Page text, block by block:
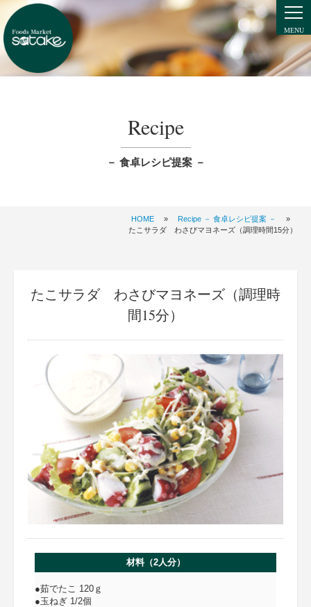
Recipe
－ 食卓レシピ提案 －
HOME » Recipe － 食卓レシピ提案 －
»
たこサラダ わさびマヨネーズ（調理時間15分）
たこサラダ わさびマヨネーズ（調理時
間15分）
材料（2人分）
●茹でたこ 120ｇ
●玉ねぎ 1/2個